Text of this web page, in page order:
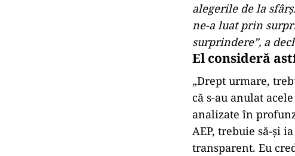
alegerile de la
ne-a luat prin
surprindere”, a
El consideră
„Drept urmare,
că s-au anulat
analizate în
AEP, trebuie să-și
transparent. Eu